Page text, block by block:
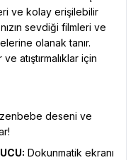
ve kolay erişilebilir
sevdiği filmleri ve
olanak tanır.
atıştırmalıklar için
deseni ve
Dokunmatik ekranı